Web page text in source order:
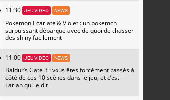
11:30 JEU VIDÉO NEWS
Pokemon Ecarlate & Violet : un pokemon
surpuissant débarque avec de quoi de chasser
des shiny facilement
11:00 JEU VIDÉO NEWS
Baldur’s Gate 3 : vous êtes forcément passés à
côté de ces 10 scènes dans le jeu, et c’est
Larian qui le dit